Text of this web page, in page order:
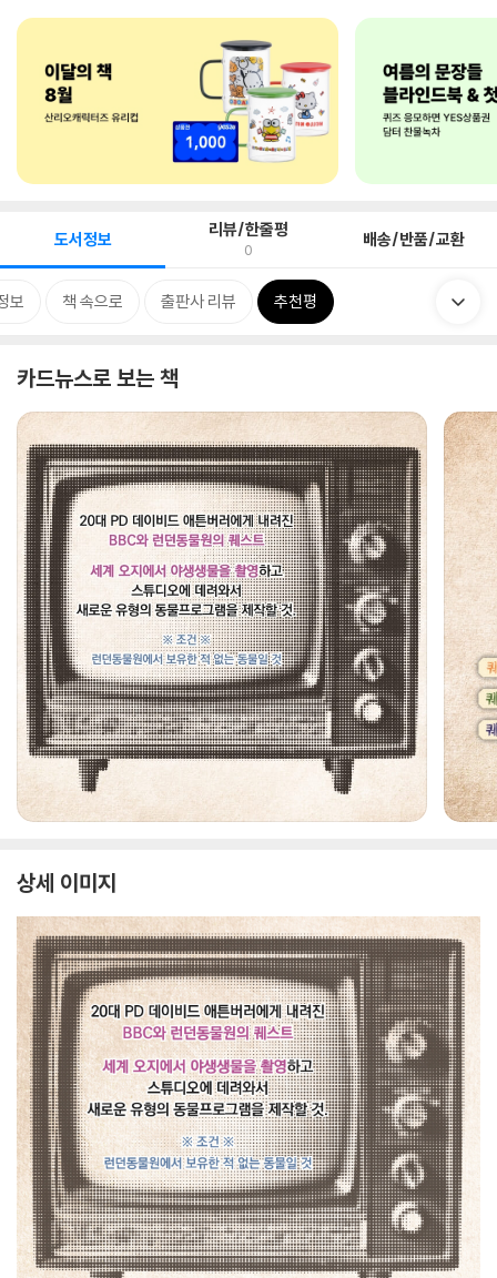
도서정보 리뷰/한줄평
0 배송/반품/교환
보 책 속으로 출판사 리뷰 추천평
카드뉴스로 보는 책
상세 이미지